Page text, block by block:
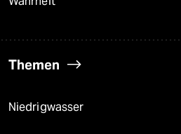
Themen
Niedrigwasser